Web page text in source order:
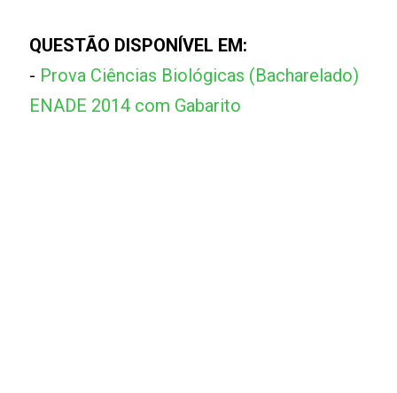
QUESTÃO DISPONÍVEL EM:
- Prova Ciências Biológicas (Bacharelado)
ENADE 2014 com Gabarito